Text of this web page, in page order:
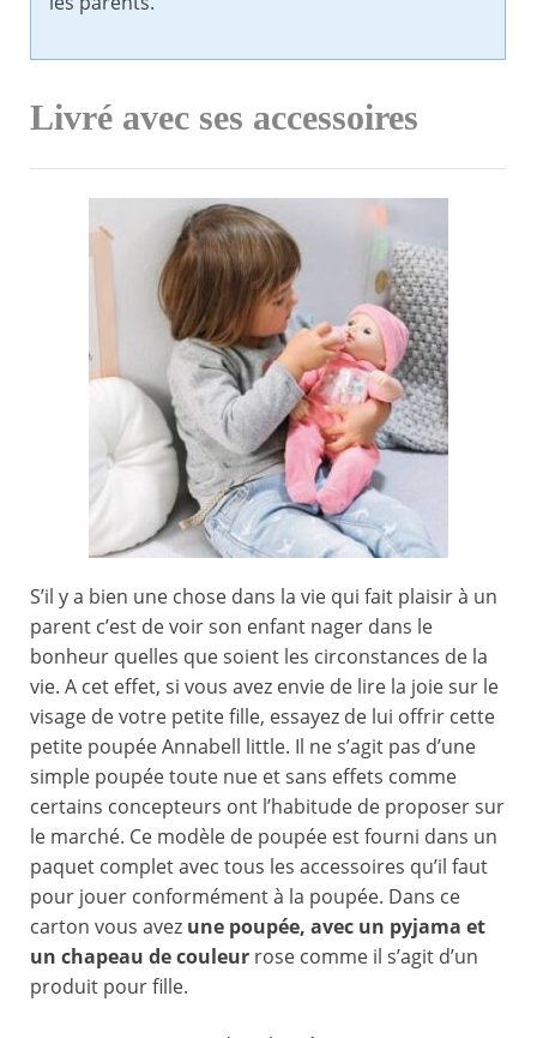
Livré avec ses accessoires
S’il y a bien une chose dans la vie qui fait plaisir à un
parent c’est de voir son enfant nager dans le
bonheur quelles que soient les circonstances de la
vie. A cet effet, si vous avez envie de lire la joie sur le
visage de votre petite fille, essayez de lui offrir cette
petite poupée Annabell little. Il ne s’agit pas d’une
simple poupée toute nue et sans effets comme
certains concepteurs ont l’habitude de proposer sur
le marché. Ce modèle de poupée est fourni dans un
paquet complet avec tous les accessoires qu’il faut
pour jouer conformément à la poupée. Dans ce
carton vous avez une poupée, avec un pyjama et
un chapeau de couleur rose comme il s’agit d’un
produit pour fille.